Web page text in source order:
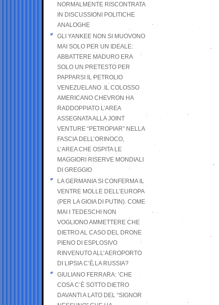
NORMALMENTE RISCONTRATA
IN DISCUSSIONI POLITICHE
ANALOGHE
GLI YANKEE NON SI MUOVONO
MAI SOLO PER UN IDEALE:
ABBATTERE MADURO ERA
SOLO UN PRETESTO PER
PAPPARSI IL PETROLIO
VENEZUELANO .IL COLOSSO
AMERICANO CHEVRON HA
RADDOPPIATO L’AREA
ASSEGNATA ALLA JOINT
VENTURE “PETROPIAR” NELLA
FASCIA DELL’ORINOCO,
L’AREA CHE OSPITA LE
MAGGIORI RISERVE MONDIALI
DI GREGGIO
LA GERMANIA SI CONFERMA IL
VENTRE MOLLE DELL’EUROPA
(PER LA GIOIA DI PUTIN). COME
MAI I TEDESCHI NON
VOGLIONO AMMETTERE CHE
DIETRO AL CASO DEL DRONE
PIENO DI ESPLOSIVO
RINVENUTO ALL’AEROPORTO
DI LIPSIA C’È LA RUSSIA?
GIULIANO FERRARA: ’CHE
COSA C’È SOTTO DIETRO
DAVANTI A LATO DEL “SIGNOR